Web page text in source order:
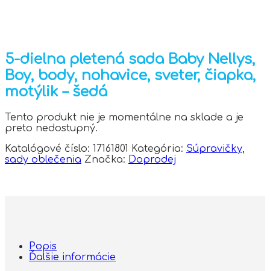
5-dielna pletená sada Baby Nellys,
Boy, body, nohavice, sveter, čiapka,
motýlik – šedá
Tento produkt nie je momentálne na sklade a je
preto nedostupný.
Katalógové číslo: 17161801 Kategória: Súpravičky,
sady oblečenia Značka: Doprodej
Popis
Ďalšie informácie